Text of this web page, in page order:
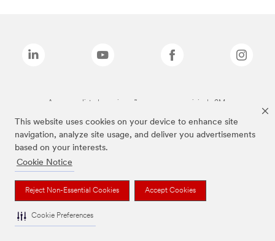
This website uses cookies on your device to enhance site
navigation, analyze site usage, and deliver you advertisements
based on your interests.
Cookie Notice
Reject Non-Essential Cookies Accept Cookies
Cookie Preferences
As marcas listadas a cima são marcas comerciais da 3M.